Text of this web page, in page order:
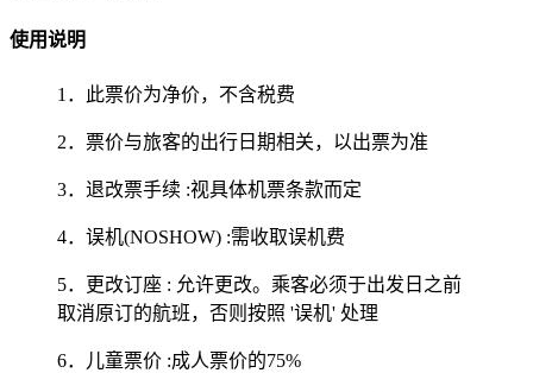
使用说明
1．此票价为净价，不含税费
2．票价与旅客的出行日期相关，以出票为准
3．退改票手续 :视具体机票条款而定
4．误机(NOSHOW) :需收取误机费
5．更改订座 : 允许更改。乘客必须于出发日之前
取消原订的航班，否则按照 '误机' 处理
6．儿童票价 :成人票价的75%